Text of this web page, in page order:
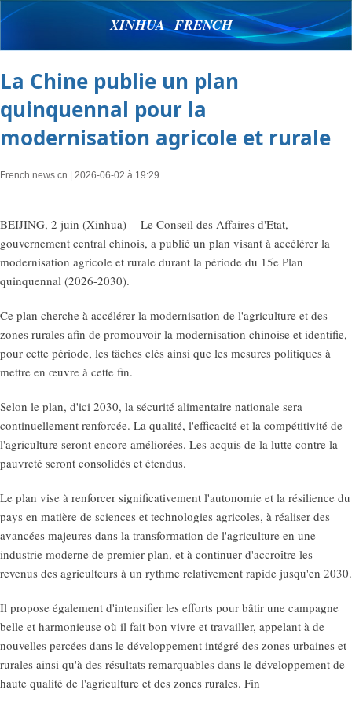
XINHUA FRENCH
La Chine publie un plan
quinquennal pour la
modernisation agricole et rurale
French.news.cn | 2026-06-02 à 19:29
BEIJING, 2 juin (Xinhua) -- Le Conseil des Affaires d'Etat,
gouvernement central chinois, a publié un plan visant à accélérer la
modernisation agricole et rurale durant la période du 15e Plan
quinquennal (2026-2030).
Ce plan cherche à accélérer la modernisation de l'agriculture et des
zones rurales afin de promouvoir la modernisation chinoise et identifie,
pour cette période, les tâches clés ainsi que les mesures politiques à
mettre en œuvre à cette fin.
Selon le plan, d'ici 2030, la sécurité alimentaire nationale sera
continuellement renforcée. La qualité, l'efficacité et la compétitivité de
l'agriculture seront encore améliorées. Les acquis de la lutte contre la
pauvreté seront consolidés et étendus.
Le plan vise à renforcer significativement l'autonomie et la résilience du
pays en matière de sciences et technologies agricoles, à réaliser des
avancées majeures dans la transformation de l'agriculture en une
industrie moderne de premier plan, et à continuer d'accroître les
revenus des agriculteurs à un rythme relativement rapide jusqu'en 2030.
Il propose également d'intensifier les efforts pour bâtir une campagne
belle et harmonieuse où il fait bon vivre et travailler, appelant à de
nouvelles percées dans le développement intégré des zones urbaines et
rurales ainsi qu'à des résultats remarquables dans le développement de
haute qualité de l'agriculture et des zones rurales. Fin